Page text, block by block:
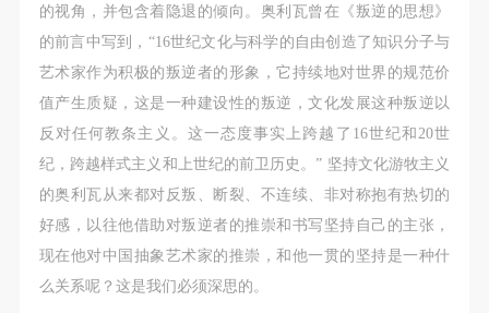
的视角，并包含着隐退的倾向。奥利瓦曾在《叛逆的思想》
的前言中写到，“16世纪文化与科学的自由创造了知识分子与
艺术家作为积极的叛逆者的形象，它持续地对世界的规范价
值产生质疑，这是一种建设性的叛逆，文化发展这种叛逆以
反对任何教条主义。这一态度事实上跨越了16世纪和20世
纪，跨越样式主义和上世纪的前卫历史。” 坚持文化游牧主义
的奥利瓦从来都对反叛、断裂、不连续、非对称抱有热切的
好感，以往他借助对叛逆者的推崇和书写坚持自己的主张，
现在他对中国抽象艺术家的推崇，和他一贯的坚持是一种什
么关系呢？这是我们必须深思的。